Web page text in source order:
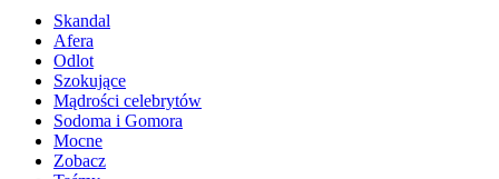
Skandal
Afera
Odlot
Szokujące
Mądrości celebrytów
Sodoma i Gomora
Mocne
Zobacz